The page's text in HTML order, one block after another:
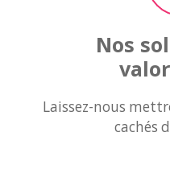
Nos
Laissez-nous
cachés